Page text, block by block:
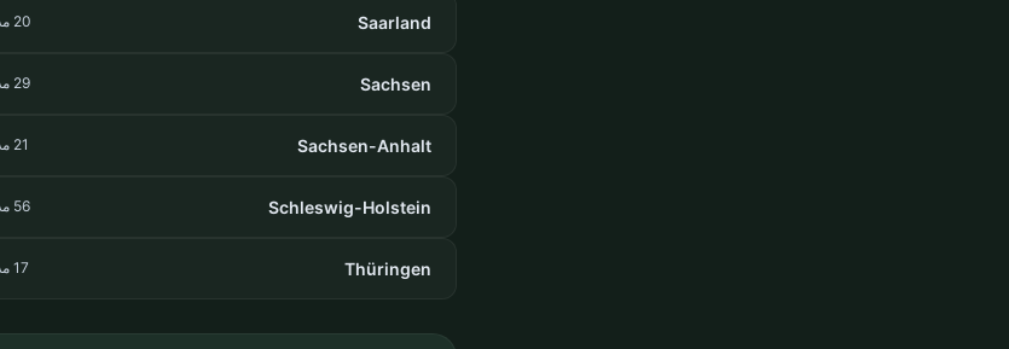
Saarland 20 مدينة
Sachsen 29 مدينة
Sachsen-Anhalt 21 مدينة
Schleswig-Holstein 56 مدينة
Thüringen 17 مدينة